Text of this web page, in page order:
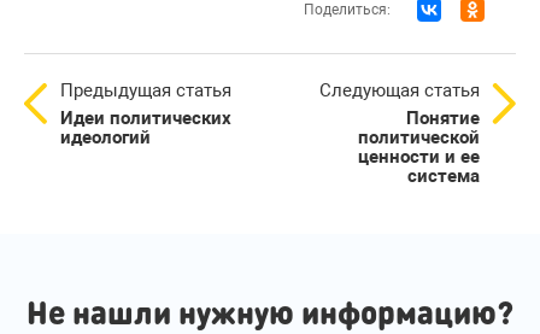
Поделиться:
Предыдущая статья
Идеи политических
идеологий
Следующая статья
Понятие
политической
ценности и ее
система
Не нашли нужную информацию?